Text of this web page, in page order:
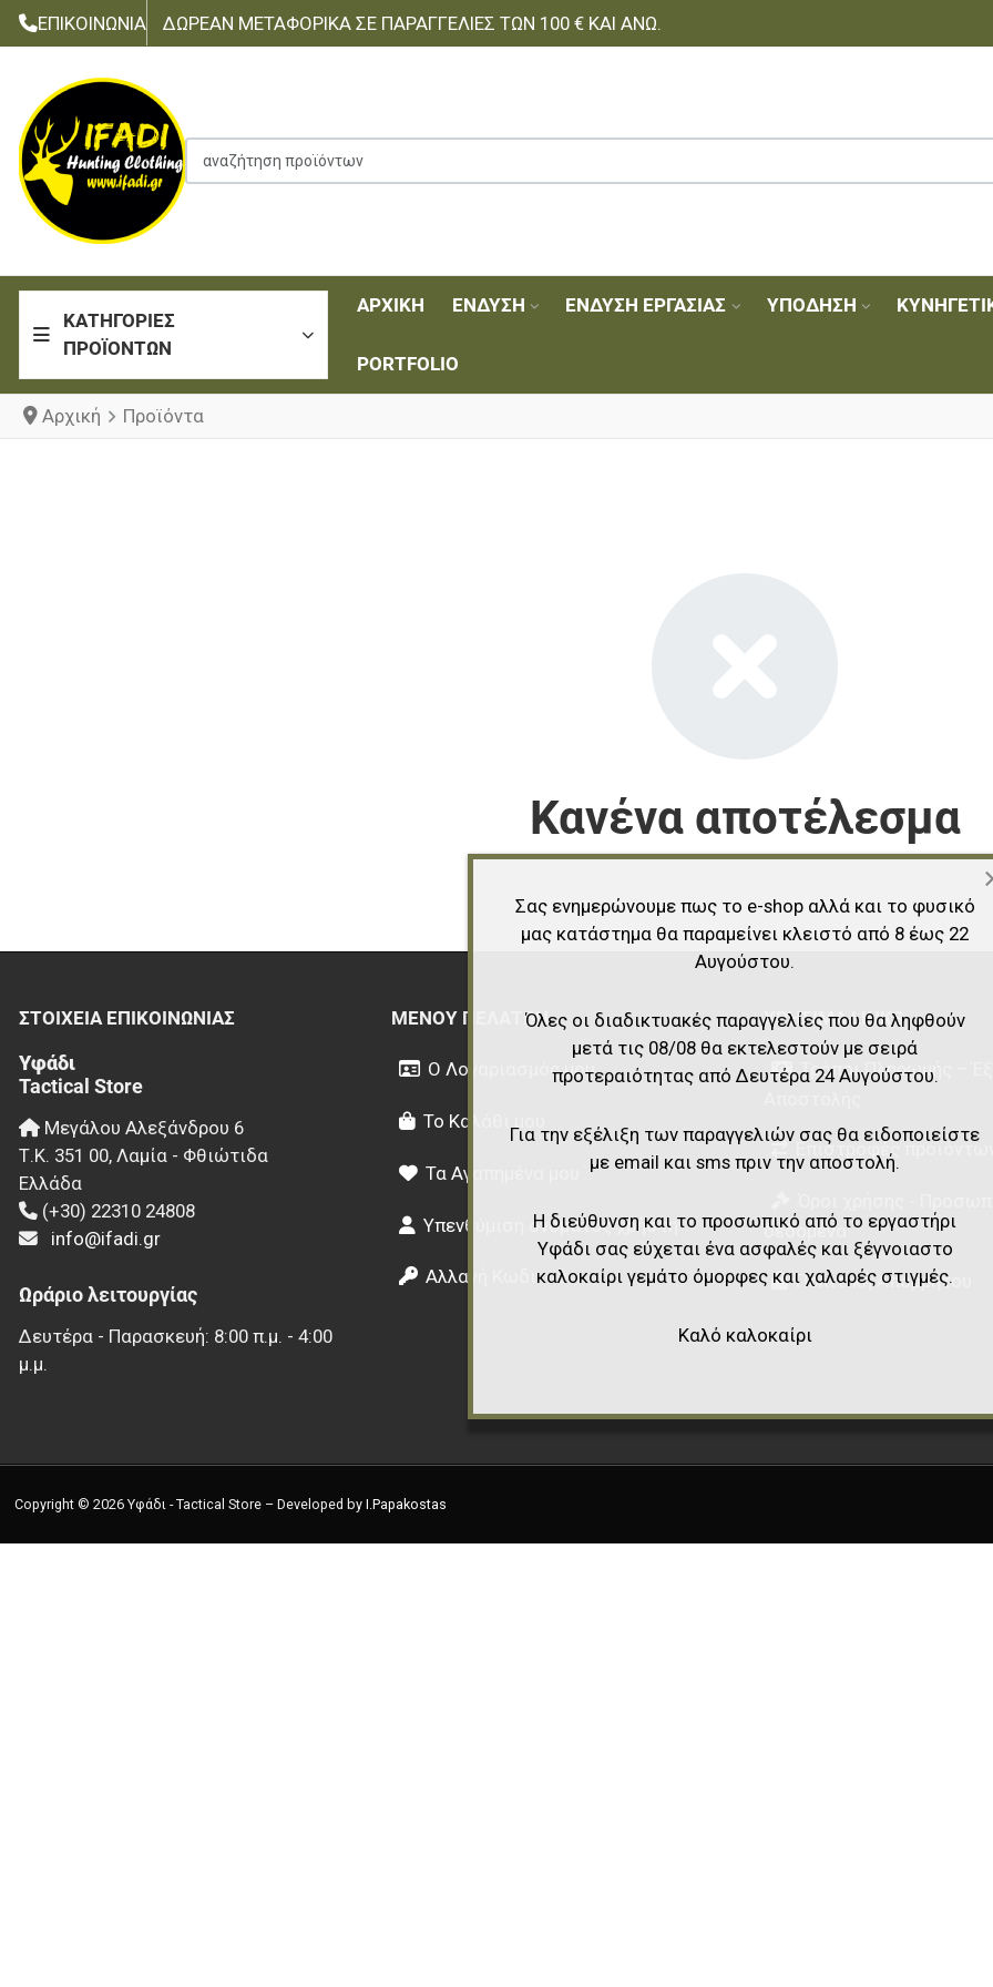
ΕΠΙΚΟΙΝΩΝΊΑ ΔΩΡΕΆΝ ΜΕΤΑΦΟΡΙΚΆ ΣΕ ΠΑΡΑΓΓΕΛΊΕΣ ΤΩΝ 100 € ΚΑΙ ΆΝΩ.
αναζήτηση προϊόντων
ΚΑΤΗΓΟΡΊΕΣ
ΠΡΟΪΌΝΤΩΝ
ΑΡΧΙΚΉ ΈΝΔΥΣΗ ΈΝΔΥΣΗ ΕΡΓΑΣΊΑΣ ΥΠΌΔΗΣΗ
PORTFOLIO
Αρχική Προϊόντα
Κανένα αποτέλεσμα
ΣΤΟΙΧΕΊΑ EΠΙΚΟΙΝΩΝΊΑΣ
Υφάδι
Tactical Store
Μεγάλου Αλεξάνδρου 6
Τ.Κ. 351 00, Λαμία - Φθιώτιδα
Ελλάδα
(+30) 22310 24808
info@ifadi.gr
Ωράριο λειτουργίας
Δευτέρα - Παρασκευή: 8:00 π.μ. - 4:00
μ.μ.
ΜΕΝΟΎ ΠΕΛΑΤΏΝ
Ο Λογαριασμός μου
Το Καλάθι μου
Τα Αγαπημένα μου
Υπενθύμιση ονόματος χρήστη
Αλλαγή Κωδικού
ΧΡΉΣΙΜΑ LINKS
Τρόποι Πληρωμής –
Επιστροφές
δεδομένα
Πολιτική Απορρήτου
Copyright © 2026 Υφάδι - Tactical Store – Developed by I.Papakostas
Σας ενημερώνουμε πως το e-shop αλλά και το φυσικό
μας κατάστημα θα παραμείνει κλειστό από 8 έως 22
Αυγούστου.
Όλες οι διαδικτυακές παραγγελίες που θα ληφθούν
μετά τις 08/08 θα εκτελεστούν με σειρά
προτεραιότητας από Δευτέρα 24 Αυγούστου.
Για την εξέλιξη των παραγγελιών σας θα ειδοποιείστε
με email και sms πριν την αποστολή.
Η διεύθυνση και το προσωπικό από το εργαστήρι
Υφάδι σας εύχεται ένα ασφαλές και ξέγνοιαστο
καλοκαίρι γεμάτο όμορφες και χαλαρές στιγμές.
Καλό καλοκαίρι